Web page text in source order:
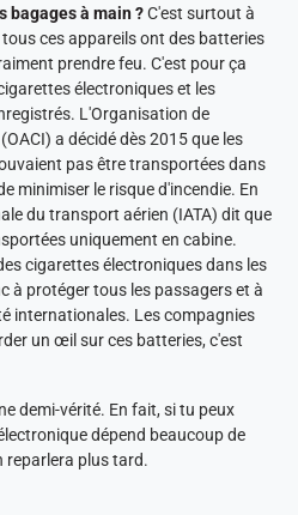
bagages à main ?C'est surtout à
ces appareils ont des batteries
prendre feu. C'est pour ça
électroniques et les
L'Organisation de
a décidé dès 2015 que les
pas être transportées dans
minimiser le risque d'incendie. En
du transport aérien (IATA) dit que
uniquement en cabine.
cigarettes électroniques dans les
à protéger tous les passagers et à
internationales. Les compagnies
un œil sur ces batteries, c'est
demi-vérité. En fait, si tu peux
dépend beaucoup de
reparlera plus tard.